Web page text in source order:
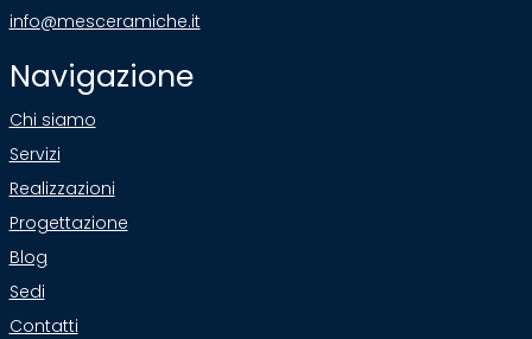
info@mesceramiche.it
Navigazione
Chi siamo
Servizi
Realizzazioni
Progettazione
Blog
Sedi
Contatti